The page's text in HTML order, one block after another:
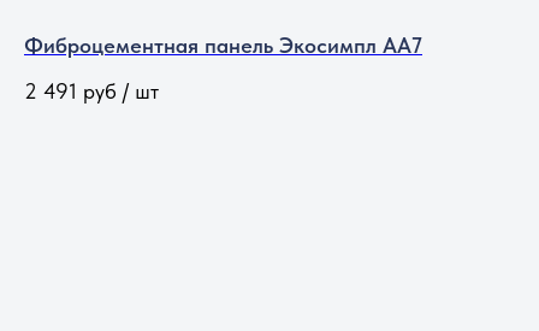
Фиброцементная панель Экосимпл АА7
2 491 руб / шт